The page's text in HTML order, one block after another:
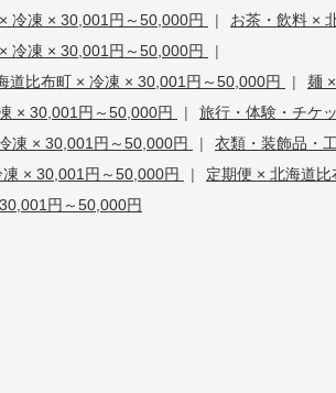
冷凍 × 30,001円～50,000円
| お茶・飲料 ×
冷凍 × 30,001円～50,000円
|
道比布町 × 冷凍 × 30,001円～50,000円
| 麺
× 30,001円～50,000円
| 旅行・体験・チケ
凍 × 30,001円～50,000円
|
衣類・装飾品・
× 30,001円～50,000円 | 定期便 × 北海道
円～50,000円